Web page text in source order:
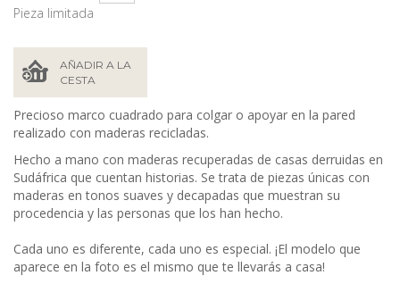
Pieza limitada
AÑADIR A LA
CESTA
Precioso marco cuadrado para colgar o apoyar en la pared
realizado con maderas recicladas.
Hecho a mano con maderas recuperadas de casas derruidas en
Sudáfrica que cuentan historias. Se trata de piezas únicas con
maderas en tonos suaves y decapadas que muestran su
procedencia y las personas que los han hecho.
Cada uno es diferente, cada uno es especial. ¡El modelo que
aparece en la foto es el mismo que te llevarás a casa!